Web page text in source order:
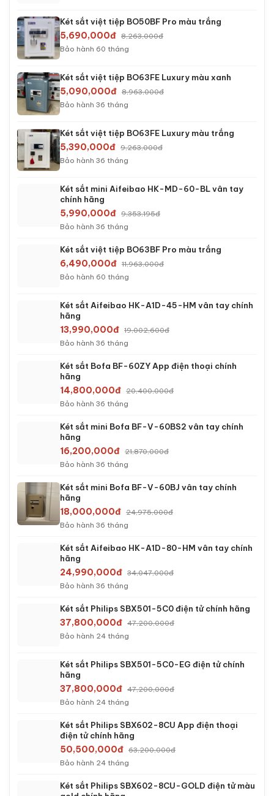
Két sắt việt tiệp BO50BF Pro màu trắng
5,690,000đ 8,263,000đ
Bảo hành 60 tháng
Két sắt việt tiệp BO63FE Luxury màu xanh
5,090,000đ 8,963,000đ
Bảo hành 36 tháng
Két sắt việt tiệp BO63FE Luxury màu trắng
5,390,000đ 9,263,000đ
Bảo hành 36 tháng
Két sắt mini Aifeibao HK-MD-60-BL vân tay
chính hãng
5,990,000đ 9,353,195đ
Bảo hành 36 tháng
Két sắt việt tiệp BO63BF Pro màu trắng
6,490,000đ 11,963,000đ
Bảo hành 60 tháng
Két sắt Aifeibao HK-A1D-45-HM vân tay chính
hãng
13,990,000đ 19,002,600đ
Bảo hành 36 tháng
Két sắt Bofa BF-60ZY App điện thoại chính
hãng
14,800,000đ 20,400,000đ
Bảo hành 36 tháng
Két sắt mini Bofa BF-V-60BS2 vân tay chính
hãng
16,200,000đ 21,870,000đ
Bảo hành 36 tháng
Két sắt mini Bofa BF-V-60BJ vân tay chính
hãng
18,000,000đ 24,975,000đ
Bảo hành 36 tháng
Két sắt Aifeibao HK-A1D-80-HM vân tay chính
hãng
24,990,000đ 34,047,000đ
Bảo hành 36 tháng
Két sắt Philips SBX501-5C0 điện tử chính hãng
37,800,000đ 47,200,000đ
Bảo hành 24 tháng
Két sắt Philips SBX501-5C0-EG điện tử chính
hãng
37,800,000đ 47,200,000đ
Bảo hành 24 tháng
Két sắt Philips SBX602-8CU App điện thoại
điện tử chính hãng
50,500,000đ 63,200,000đ
Bảo hành 24 tháng
Két sắt Philips SBX602-8CU-GOLD điện tử màu